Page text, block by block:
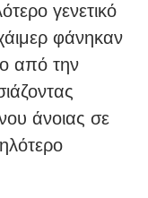
γενετικό
φάνηκαν
από την
άνοιας σε